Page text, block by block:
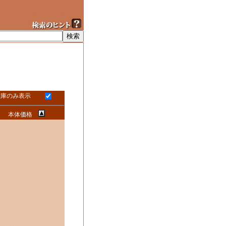
のみ表示
本体価格